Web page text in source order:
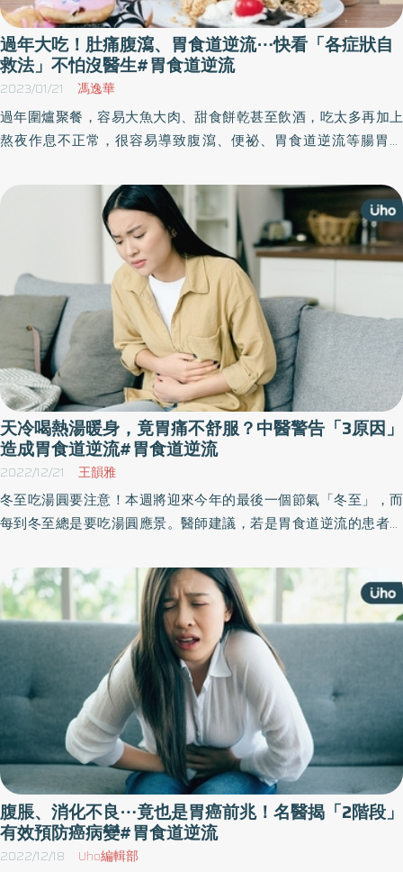
過年大吃！肚痛腹瀉、胃食道逆流⋯快看「各症狀自
救法」不怕沒醫生#胃食道逆流
2023/01/21 馮逸華
過年圍爐聚餐，容易大魚大肉、甜食餅乾甚至飲酒，吃太多再加上
熬夜作息不正常，很容易導致腹瀉、便祕、胃食道逆流等腸胃問
些自救方法來緩解腸胃不適呢？。營養師何埻安提醒，腸道是人體
最重要的免疫器官，以下統整年節常見3大「腸胃不適症狀」及「自
天冷喝熱湯暖身，竟胃痛不舒服？中醫警告「3原因」
造成胃食道逆流#胃食道逆流
2022/12/21 王韻雅
冬至吃湯圓要注意！本週將迎來今年的最後一個節氣「冬至」，而
每到冬至總是要吃湯圓應景。醫師建議，若是胃食道逆流的患者，
胃食道逆流的症狀與預防之道，最好的預防就是從日常飲食做起。
腹脹、消化不良⋯竟也是胃癌前兆！名醫揭「2階段」
有效預防癌病變#胃食道逆流
2022/12/18 Uho編輯部